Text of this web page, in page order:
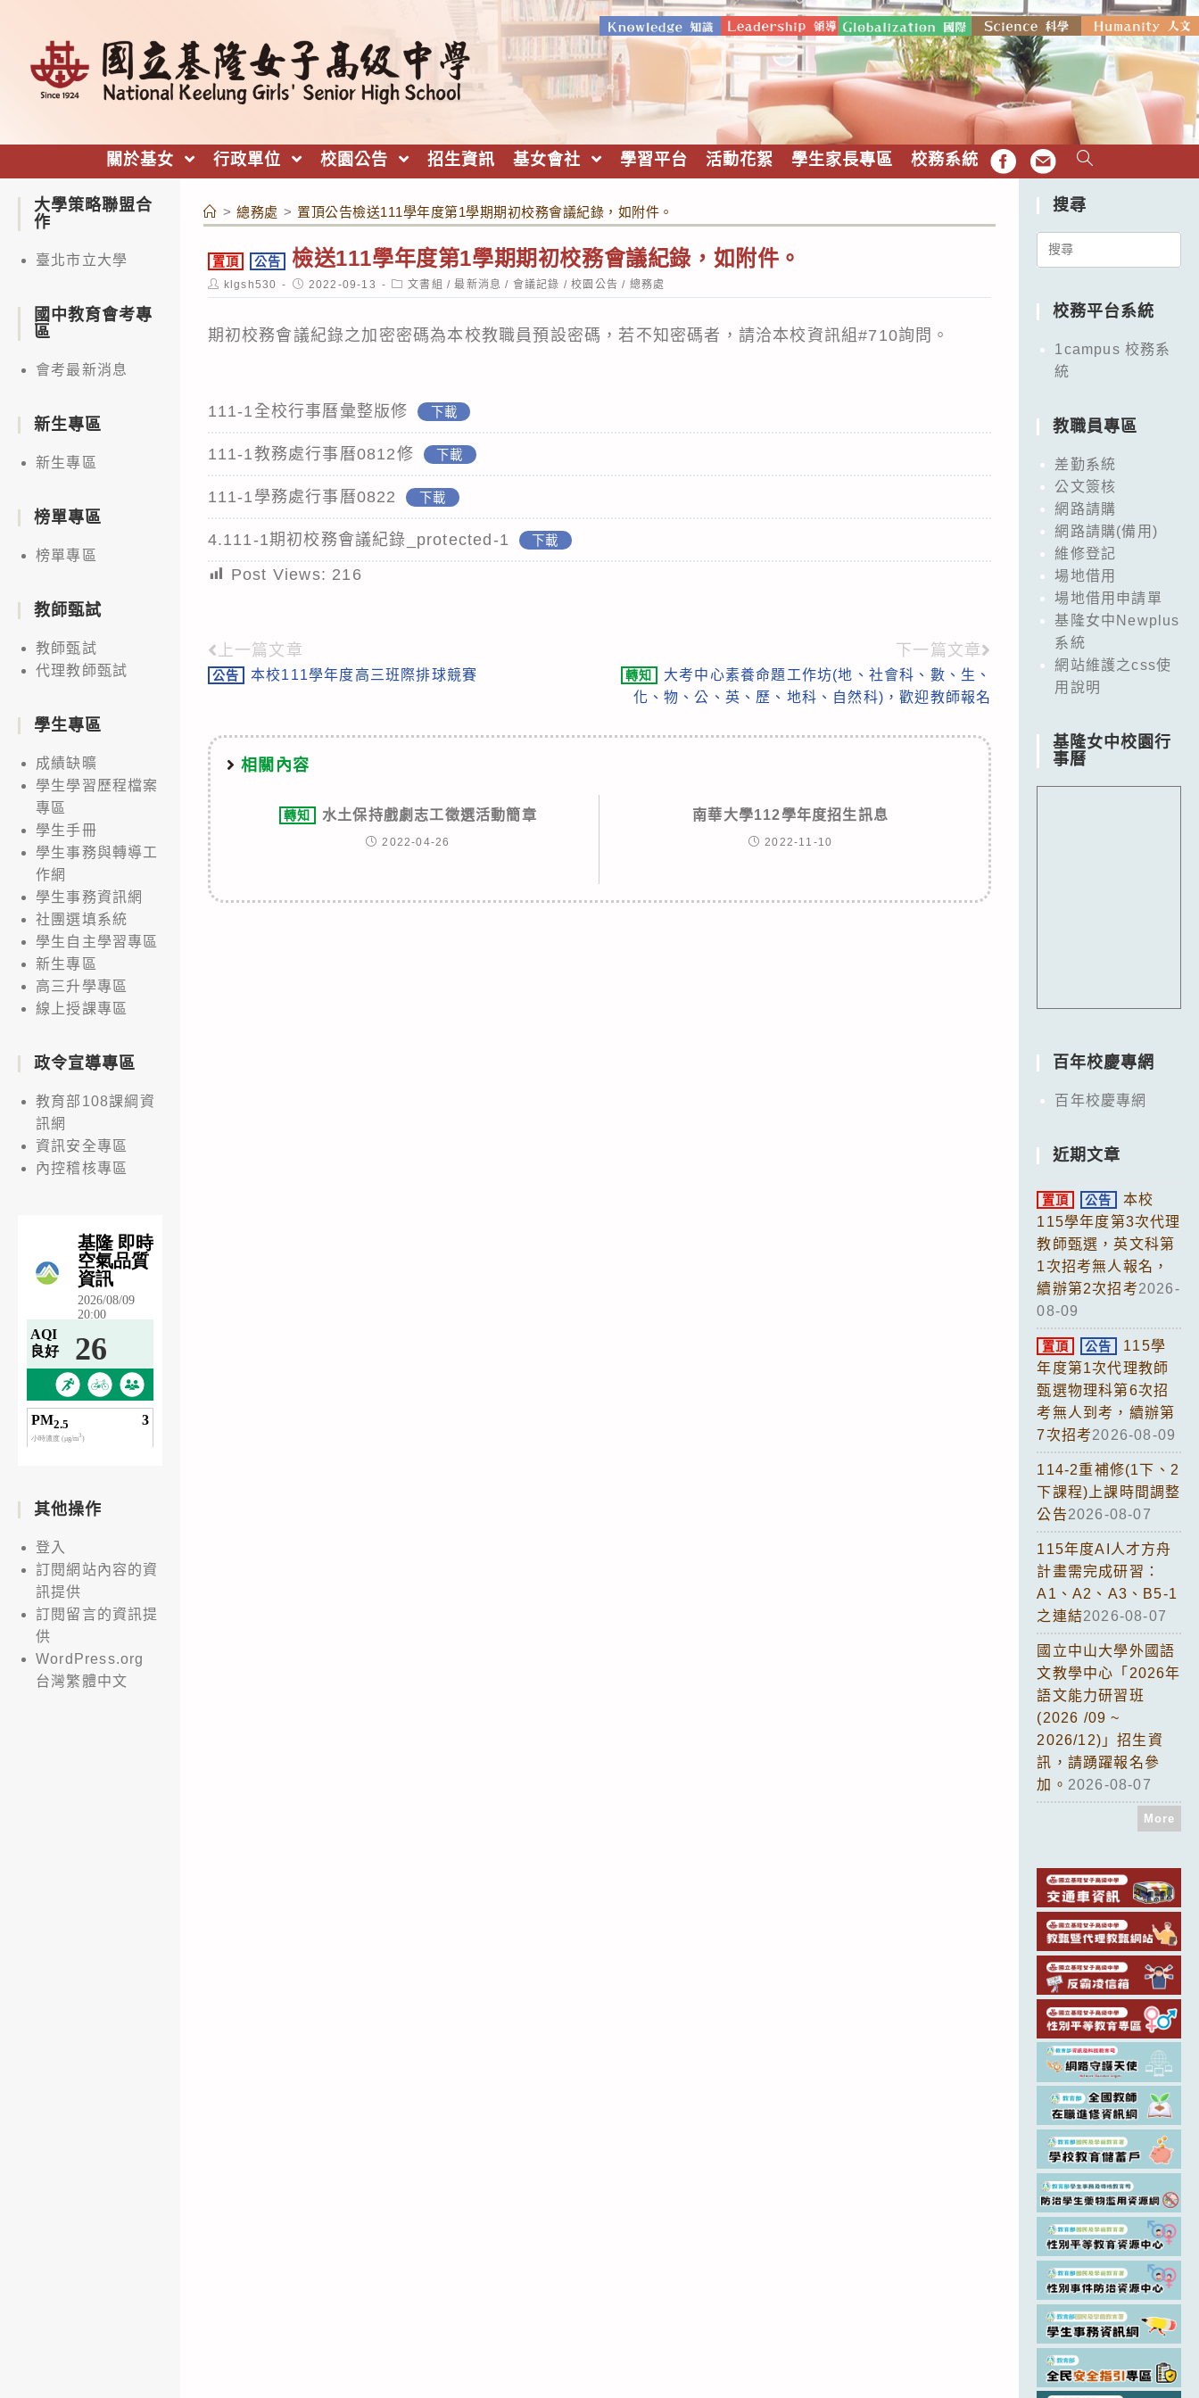
關於基女 行政單位 校園公告 招生資訊 基女會社 學習平台 活動花絮 學生家長專區 校務系統 FB EMAIL
> 總務處 > 置頂公告檢送111學年度第1學期期初校務會議紀錄，如附件。
置頂 公告 檢送111學年度第1學期期初校務會議紀錄，如附件。
Post
author:
klgsh530
Post
published:
2022-09-13
Post
category:
文書組 / 最新消息 / 會議記錄 / 校園公告 / 總務處
期初校務會議紀錄之加密密碼為本校教職員預設密碼，若不知密碼者，請洽本校資訊組#710詢問。
111-1全校行事曆彙整版修 下載
111-1教務處行事曆0812修 下載
111-1學務處行事曆0822 下載
4.111-1期初校務會議紀錄_protected-1 下載
Post Views: 216
Read
more
上一篇文章
公告 本校111學年度高三班際排球競賽
下一篇文章
轉知
大考中心素養命題工作坊(地、社會科、數、生、
化、物、公、英、歷、地科、自然科)，歡迎教師報名
相關內容
轉知 水土保持戲劇志工徵選活動簡章
2022-04-26
南華大學112學年度招生訊息
2022-11-10
大學策略聯盟合
作
臺北市立大學
國中教育會考專
區
會考最新消息
新生專區
新生專區
榜單專區
榜單專區
教師甄試
教師甄試
代理教師甄試
學生專區
成績缺曠
學生學習歷程檔案
專區
學生手冊
學生事務與轉導工
作網
學生事務資訊網
社團選填系統
學生自主學習專區
新生專區
高三升學專區
線上授課專區
政令宣導專區
教育部108課綱資
訊網
資訊安全專區
內控稽核專區
其他操作
登入
訂閱網站內容的資
訊提供
訂閱留言的資訊提
供
WordPress.org
台灣繁體中文
搜尋
Search
校務平台系統
1campus 校務系
統
教職員專區
差勤系統
公文簽核
網路請購
網路請購(備用)
維修登記
場地借用
場地借用申請單
基隆女中Newplus
系統
網站維護之css使
用說明
基隆女中校園行
事曆
百年校慶專網
百年校慶專網
近期文章
置頂 公告
本校
115學年度第3次代理
教師甄選，英文科第
1次招考無人報名，
續辦第2次招考2026-
08-09
置頂 公告
115學
年度第1次代理教師
甄選物理科第6次招
考無人到考，續辦第
7次招考2026-08-09
114-2重補修(1下、2
下課程)上課時間調整
公告2026-08-07
115年度AI人才方舟
計畫需完成研習：
A1、A2、A3、B5-1
之連結2026-08-07
國立中山大學外國語
文教學中心「2026年
語文能力研習班
(2026 /09 ~
2026/12)」招生資
訊，請踴躍報名參
加。 2026-08-07
More